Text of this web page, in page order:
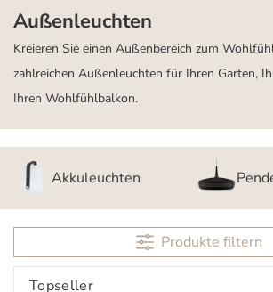
Außenleuchten
Kreieren Sie einen Außenbereich zum
zahlreichen Außenleuchten für Ihren Garten,
Ihren Wohlfühlbalkon.
Akkuleuchten
Produkte filtern